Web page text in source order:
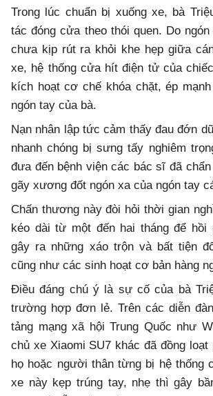
Trong lúc chuẩn bị xuống xe, bà
tác đóng cửa theo thói quen. Do
chưa kịp rút ra khỏi khe hẹp giữa
xe, hệ thống cửa hít điện tử của
kích hoạt cơ chế khóa chặt, ép
ngón tay của bà.
Nạn nhân lập tức cảm thấy đau đớn
nhanh chóng bị sưng tấy nghiêm
đưa đến bệnh viện các bác sĩ đã chẩn
gãy xương đốt ngón xa của ngón tay
Chấn thương này đòi hỏi thời gian
kéo dài từ một đến hai tháng để hồi
gây ra những xáo trộn và bất tiện
cũng như các sinh hoạt cơ bản hàng
Điều đáng chú ý là sự cố của bà
trường hợp đơn lẻ. Trên các diễn
tảng mạng xã hội Trung Quốc như
chủ xe Xiaomi SU7 khác đã đồng loạt
họ hoặc người thân từng bị hệ thống
xe này kẹp trúng tay, nhẹ thì gây